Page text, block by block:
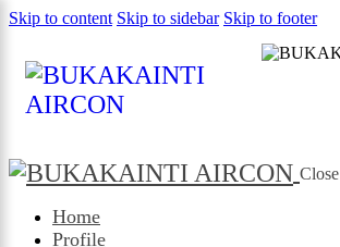
Skip to content Skip to sidebar Skip to footer
Close
Home
Profile